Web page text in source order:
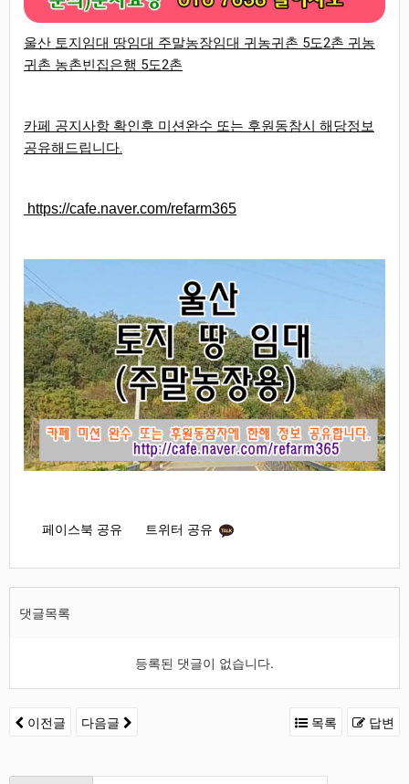
울산 토지임대 땅임대 주말농장임대 귀농귀촌 5도2촌 귀농
귀촌 농촌빈집은행 5도2촌
카페 공지사항 확인후 미션완수 또는 후원동참시 해당정보
공유해드립니다.
https://cafe.naver.com/refarm365
페이스북 공유 트위터 공유
댓글목록
등록된 댓글이 없습니다.
이전글 다음글 목록 답변